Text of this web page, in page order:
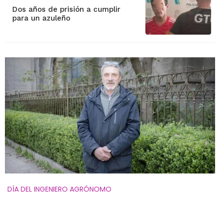
Dos años de prisión a cumplir
para un azuleño
DÍA DEL INGENIERO AGRÓNOMO